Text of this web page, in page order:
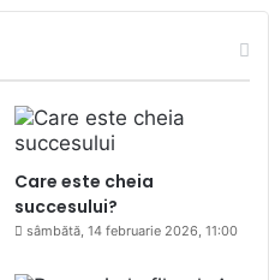
Care este cheia
succesului?
sâmbătă, 14 februarie 2026, 11:00